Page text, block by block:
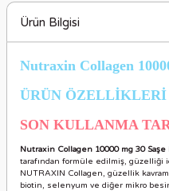
Ürün Bilgisi
Nutraxin Collagen
ÜRÜN ÖZELLİKLERİ
SON KULLANMA
Nutraxin Collagen 10000 mg 30 Saşe
tarafından formüle edilmiş, güzelliği
NUTRAXIN Collagen, güzellik
biotin, selenyum ve diğer mikro